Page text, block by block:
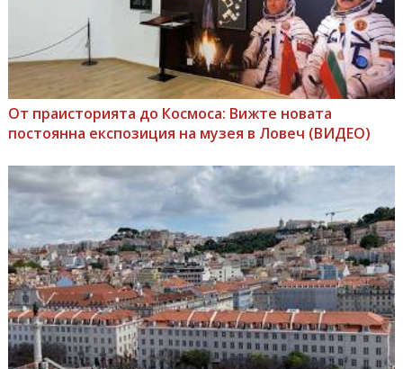
От праисторията до Космоса: Вижте новата
постоянна експозиция на музея в Ловеч (ВИДЕО)